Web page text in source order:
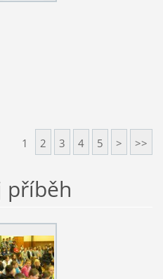
1 2 3 4 5 > >>
příběh